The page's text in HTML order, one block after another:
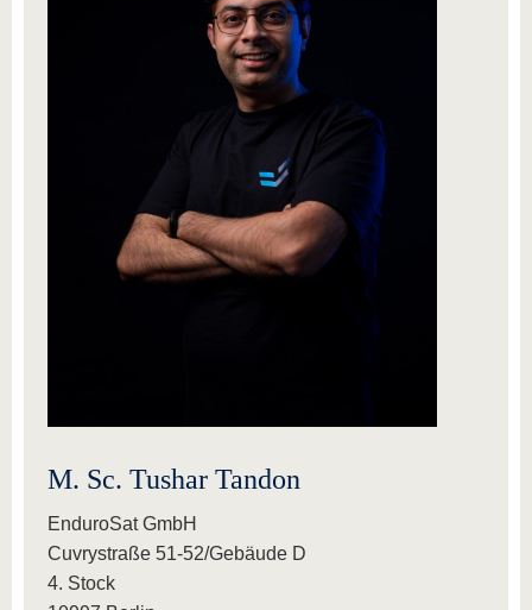
M. Sc. Tushar Tandon
EnduroSat GmbH
Cuvrystraße 51-52/Gebäude D
4. Stock